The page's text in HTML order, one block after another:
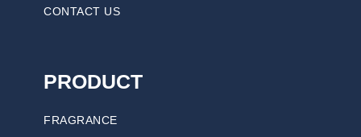
CONTACT US
PRODUCT
FRAGRANCE